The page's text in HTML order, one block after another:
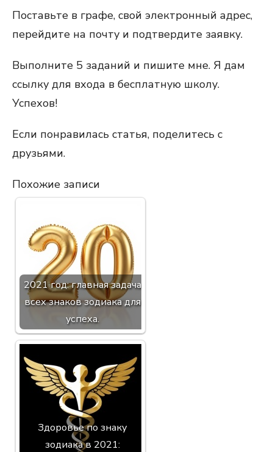
Поставьте в графе, свой электронный адрес,
перейдите на почту и подтвердите заявку.
Выполните 5 заданий и пишите мне. Я дам
ссылку для входа в бесплатную школу.
Успехов!
Если понравилась статья, поделитесь с
друзьями.
Похожие записи
2021 год: главная задача
всех знаков зодиака для
успеха.
Здоровье по знаку
зодиака в 2021: